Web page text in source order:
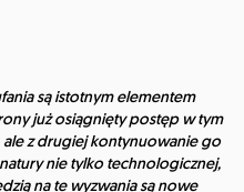
są istotnym elementem
już osiągnięty postęp w tym
z drugiej kontynuowanie go
nie tylko technologicznej,
na te wyzwania są nowe